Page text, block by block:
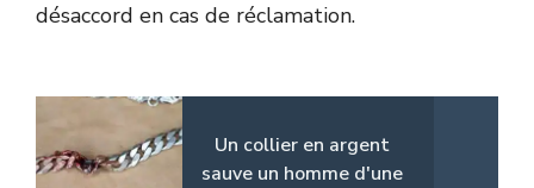
désaccord en cas de réclamation.
Un collier en argent
sauve un homme d'une